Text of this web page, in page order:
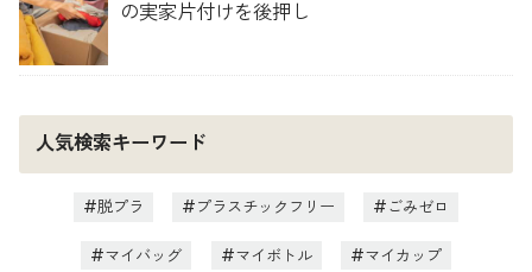
の実家片付けを後押し
人気検索キーワード
脱プラ プラスチックフリー ごみゼロ
マイバッグ マイボトル マイカップ